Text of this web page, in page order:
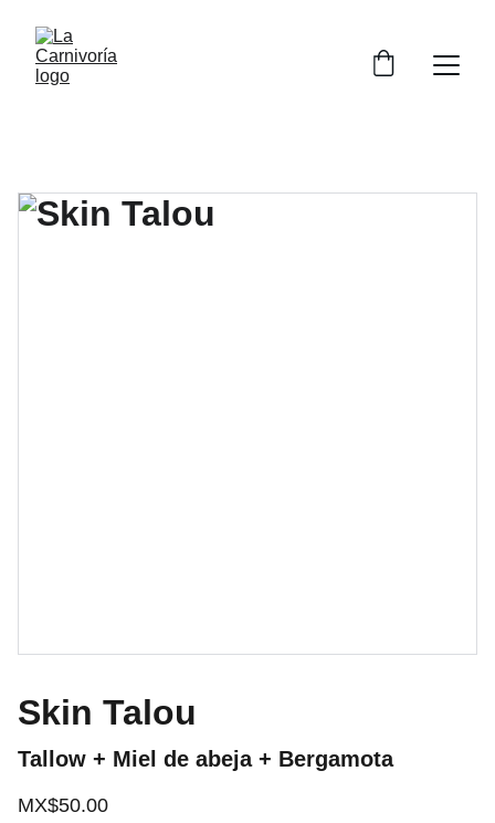
Skin Talou
Tallow + Miel de abeja + Bergamota
MX$50.00